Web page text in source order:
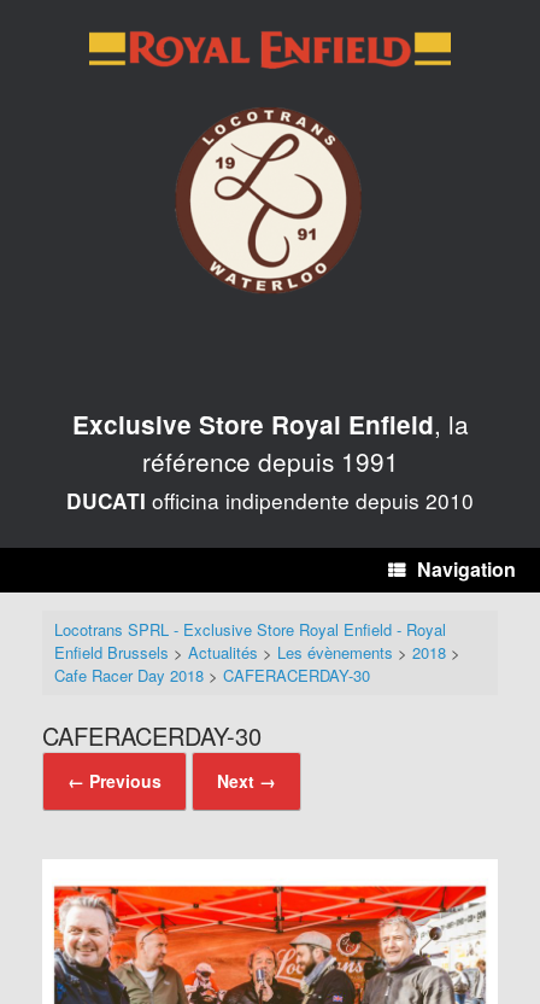
Exclusive Store Royal Enfield, la
référence depuis 1991
DUCATI officina indipendente depuis 2010
Navigation
Locotrans SPRL - Exclusive Store Royal Enfield - Royal
Enfield Brussels > Actualités > Les évènements > 2018>
Cafe Racer Day 2018> CAFERACERDAY-30
CAFERACERDAY-30
← Previous Next →